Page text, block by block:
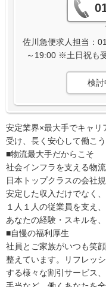
佐川急便求人担当：
～19:00 ※土日祝も
検討
安定業界×最大手でキャリ
受け、長く安心して働こう
■物流最大手だからこそ
社会インフラを支える物
日本トップクラスの会社
安定した収入だけでなく
１人１人の従業員を支え
あなたの経験・スキルを
■自慢の福利厚生
社員とご家族がいつも笑
整えています。リフレッ
する様々な割引サービス